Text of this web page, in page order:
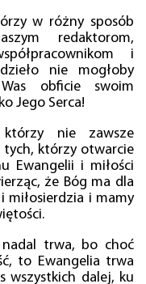
w różny sposób
redaktorom,
i
nie mogłoby
obficie swoim
Jego Serca!
nie zawsze
tych, którzy otwarcie
Ewangelii i miłości
że Bóg ma dla
miłosierdzia i mamy
trwa, bo choć
to Ewangelia trwa
wszystkich dalej, ku